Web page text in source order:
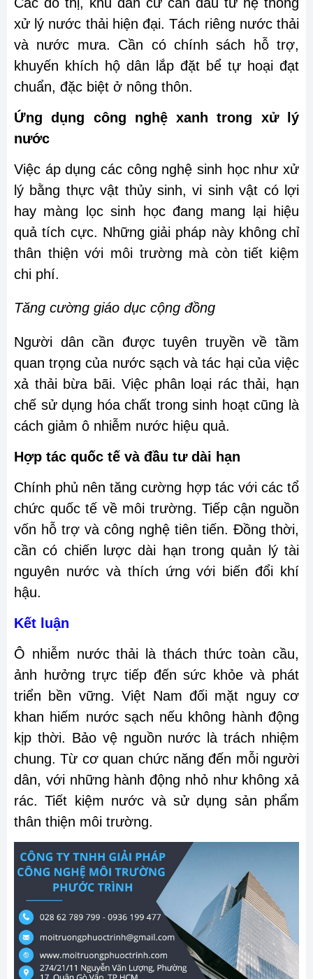
xử lý nước thải hiện đại. Tách riêng nước thải
và nước mưa. Cần có chính sách hỗ trợ,
khuyến khích hộ dân lắp đặt bể tự hoại đạt
chuẩn, đặc biệt ở nông thôn.
Ứng dụng công nghệ xanh trong xử lý
nước
Việc áp dụng các công nghệ sinh học như xử
lý bằng thực vật thủy sinh, vi sinh vật có lợi
hay màng lọc sinh học đang mang lại hiệu
quả tích cực. Những giải pháp này không chỉ
thân thiện với môi trường mà còn tiết kiệm
chi phí.
Tăng cường giáo dục cộng đồng
Người dân cần được tuyên truyền về tầm
quan trọng của nước sạch và tác hại của việc
xả thải bừa bãi. Việc phân loại rác thải, hạn
chế sử dụng hóa chất trong sinh hoạt cũng là
cách giảm ô nhiễm nước hiệu quả.
Hợp tác quốc tế và đầu tư dài hạn
Chính phủ nên tăng cường hợp tác với các tổ
chức quốc tế về môi trường. Tiếp cận nguồn
vốn hỗ trợ và công nghệ tiên tiến. Đồng thời,
cần có chiến lược dài hạn trong quản lý tài
nguyên nước và thích ứng với biến đổi khí
hậu.
Kết luận
Ô nhiễm nước thải là thách thức toàn cầu,
ảnh hưởng trực tiếp đến sức khỏe và phát
triển bền vững. Việt Nam đối mặt nguy cơ
khan hiếm nước sạch nếu không hành động
kịp thời. Bảo vệ nguồn nước là trách nhiệm
chung. Từ cơ quan chức năng đến mỗi người
dân, với những hành động nhỏ như không xả
rác. Tiết kiệm nước và sử dụng sản phẩm
thân thiện môi trường.